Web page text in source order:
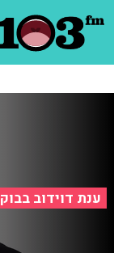
ענת דוידוב